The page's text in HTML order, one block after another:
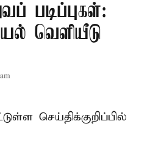
படிப்புகள்:
வெளியீடு
செய்திக்குறிப்பில்